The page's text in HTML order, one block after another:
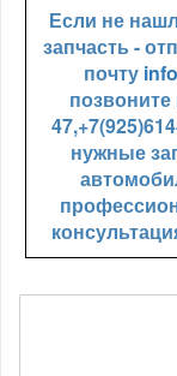
Если не
запчасть -
почту
позвоните
нужные